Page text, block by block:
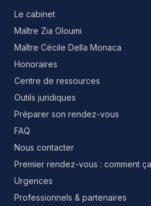
Le cabinet
Maître Zia Oloumi
Maître Cécile Della Monaca
Honoraires
Centre de ressources
Outils juridiques
Préparer son rendez-vous
FAQ
Nous contacter
Premier rendez-vous : comment
Urgences
Professionnels & partenaires